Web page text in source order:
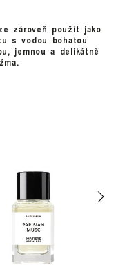
zároveň použít jako
s vodou bohatou
jemnou a delikátně